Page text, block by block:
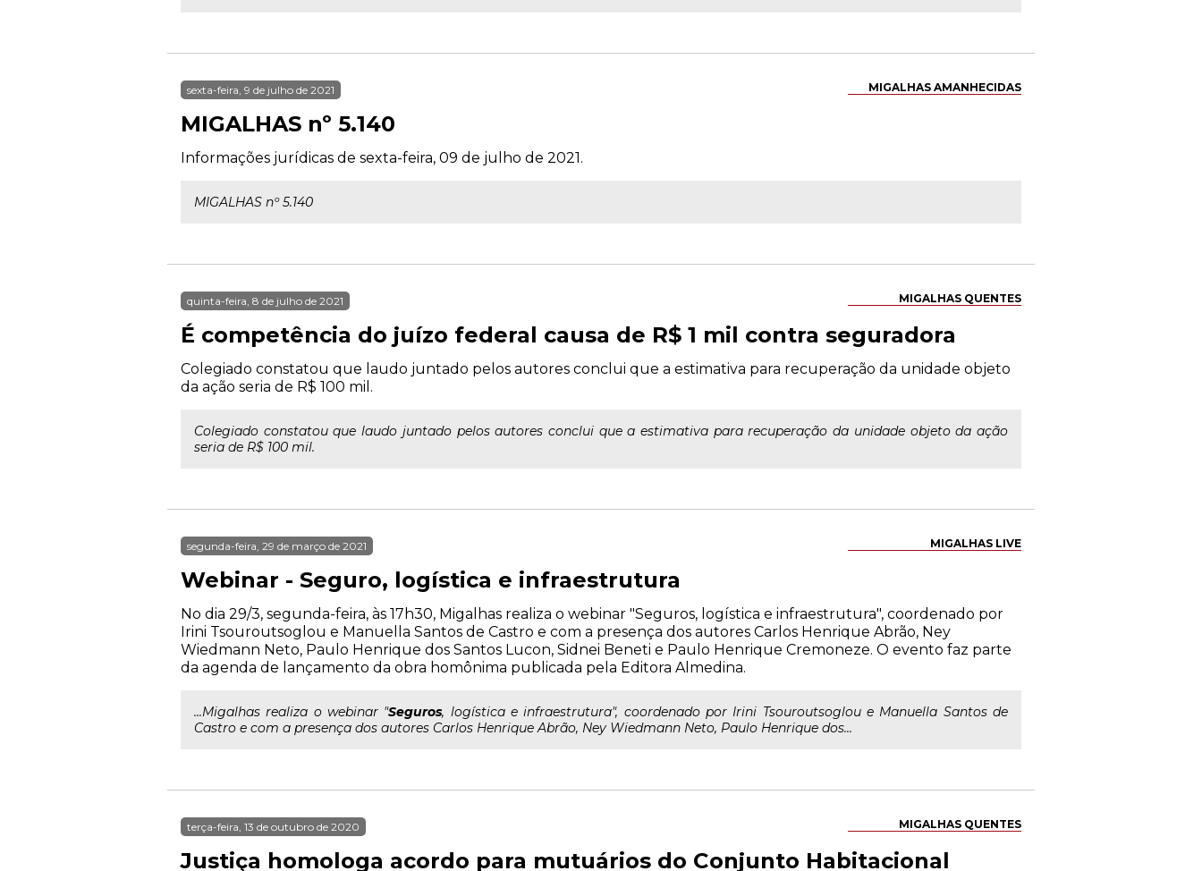
MIGALHAS AMANHECIDAS
sexta-feira, 9 de julho de 2021
MIGALHAS nº 5.140
Informações jurídicas de sexta-feira, 09 de julho de 2021.
MIGALHAS nº 5.140
MIGALHAS QUENTES
quinta-feira, 8 de julho de 2021
É competência do juízo federal causa de R$ 1 mil contra seguradora
Colegiado constatou que laudo juntado pelos autores conclui que a estimativa para recuperação da unidade objeto
da ação seria de R$ 100 mil.
Colegiado constatou que laudo juntado pelos autores conclui que a estimativa para recuperação da unidade objeto da ação
seria de R$ 100 mil.
MIGALHAS LIVE
segunda-feira, 29 de março de 2021
Webinar - Seguro, logística e infraestrutura
No dia 29/3, segunda-feira, às 17h30, Migalhas realiza o webinar "Seguros, logística e infraestrutura", coordenado por
Irini Tsouroutsoglou e Manuella Santos de Castro e com a presença dos autores Carlos Henrique Abrão, Ney
Wiedmann Neto, Paulo Henrique dos Santos Lucon, Sidnei Beneti e Paulo Henrique Cremoneze. O evento faz parte
da agenda de lançamento da obra homônima publicada pela Editora Almedina.
...Migalhas realiza o webinar "Seguros, logística e infraestrutura", coordenado por Irini Tsouroutsoglou e Manuella Santos de
Castro e com a presença dos autores Carlos Henrique Abrão, Ney Wiedmann Neto, Paulo Henrique dos...
MIGALHAS QUENTES
terça-feira, 13 de outubro de 2020
Justiça homologa acordo para mutuários do Conjunto Habitacional